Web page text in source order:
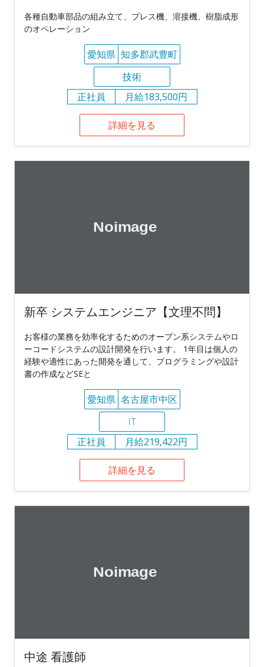
各種自動車部品の組み立て、プレス機、溶接機、樹脂成形
のオペレーション
愛知県 知多郡武豊町
技術
正社員
月給183,500円
詳細を見る
新卒 システムエンジニア【文理不問】
お客様の業務を効率化するためのオープン系システムやロ
ーコードシステムの設計開発を行います。 1年目は個人の
経験や適性にあった開発を通して、プログラミングや設計
書の作成などSEと
愛知県 名古屋市中区
IT
正社員
月給219,422円
詳細を見る
中途 看護師